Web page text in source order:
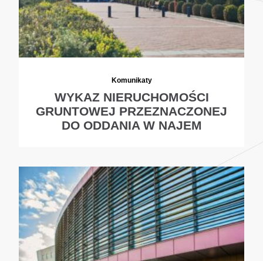
Komunikaty
WYKAZ NIERUCHOMOŚCI
GRUNTOWEJ PRZEZNACZONEJ
DO ODDANIA W NAJEM